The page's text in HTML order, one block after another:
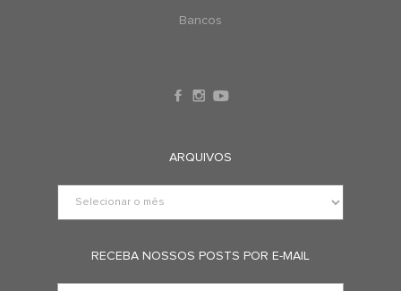
Bancos
ARQUIVOS
RECEBA NOSSOS POSTS POR E-MAIL